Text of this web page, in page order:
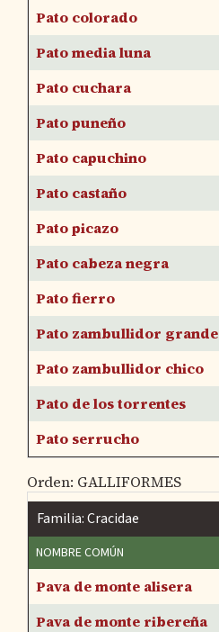
Pato colorado
Pato media luna
Pato cuchara
Pato puneño
Pato capuchino
Pato castaño
Pato picazo
Pato cabeza negra
Pato fierro
Pato zambullidor grande
Pato zambullidor chico
Pato de los torrentes
Pato serrucho
Orden: GALLIFORMES
Familia: Cracidae
NOMBRE COMÚN
Pava de monte alisera
Pava de monte ribereña